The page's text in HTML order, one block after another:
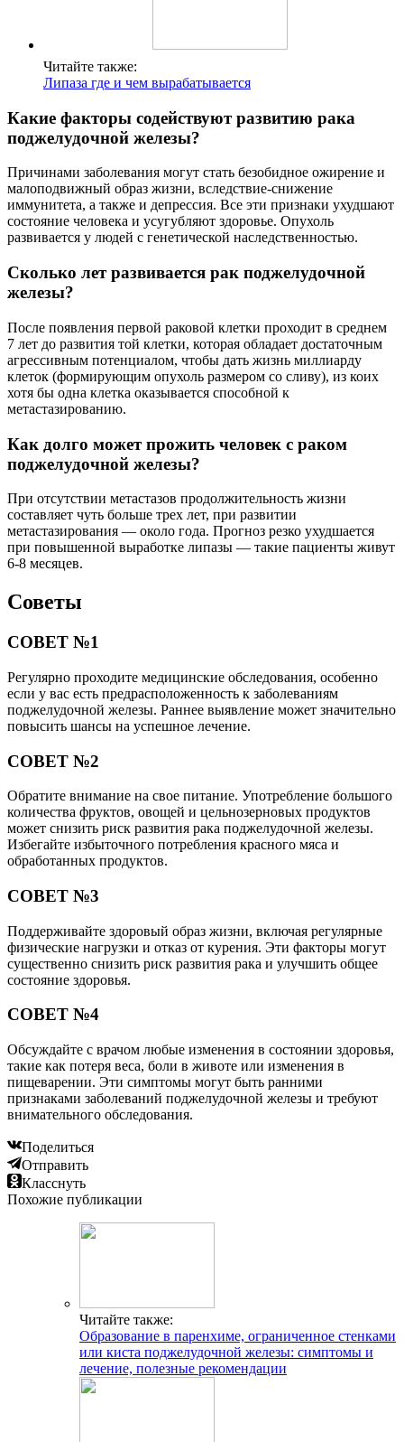
Читайте также:
Липаза где и чем вырабатывается
Какие факторы содействуют развитию рака
поджелудочной железы?
Причинами заболевания могут стать безобидное ожирение и
малоподвижный образ жизни, вследствие-снижение
иммунитета, а также и депрессия. Все эти признаки ухудшают
состояние человека и усугубляют здоровье. Опухоль
развивается у людей с генетической наследственностью.
Сколько лет развивается рак поджелудочной
железы?
После появления первой раковой клетки проходит в среднем
7 лет до развития той клетки, которая обладает достаточным
агрессивным потенциалом, чтобы дать жизнь миллиарду
клеток (формирующим опухоль размером со сливу), из коих
хотя бы одна клетка оказывается способной к
метастазированию.
Как долго может прожить человек с раком
поджелудочной железы?
При отсутствии метастазов продолжительность жизни
составляет чуть больше трех лет, при развитии
метастазирования — около года. Прогноз резко ухудшается
при повышенной выработке липазы — такие пациенты живут
6-8 месяцев.
Советы
СОВЕТ №1
Регулярно проходите медицинские обследования, особенно
если у вас есть предрасположенность к заболеваниям
поджелудочной железы. Раннее выявление может значительно
повысить шансы на успешное лечение.
СОВЕТ №2
Обратите внимание на свое питание. Употребление большого
количества фруктов, овощей и цельнозерновых продуктов
может снизить риск развития рака поджелудочной железы.
Избегайте избыточного потребления красного мяса и
обработанных продуктов.
СОВЕТ №3
Поддерживайте здоровый образ жизни, включая регулярные
физические нагрузки и отказ от курения. Эти факторы могут
существенно снизить риск развития рака и улучшить общее
состояние здоровья.
СОВЕТ №4
Обсуждайте с врачом любые изменения в состоянии здоровья,
такие как потеря веса, боли в животе или изменения в
пищеварении. Эти симптомы могут быть ранними
признаками заболеваний поджелудочной железы и требуют
внимательного обследования.
Поделиться
Отправить
Класснуть
Похожие публикации
Читайте также:
Образование в паренхиме, ограниченное стенками
или киста поджелудочной железы: симптомы и
лечение, полезные рекомендации